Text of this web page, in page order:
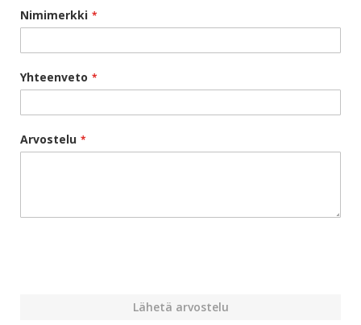
Nimimerkki
Yhteenveto
Arvostelu
Lähetä arvostelu